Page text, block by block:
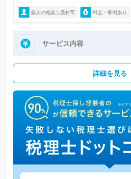
個人の相談も受付可 料金・事例あり
サービス内容
詳細を見る